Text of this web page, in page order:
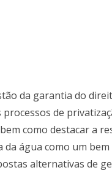
da garantia do
de
como destacar a
água como um
alternativas de